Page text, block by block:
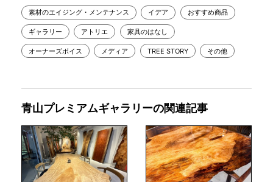
素材のエイジング・メンテナンス イデア おすすめ商品
ギャラリー アトリエ 家具のはなし
オーナーズボイス メディア TREE STORY その他
青山プレミアムギャラリーの関連記事